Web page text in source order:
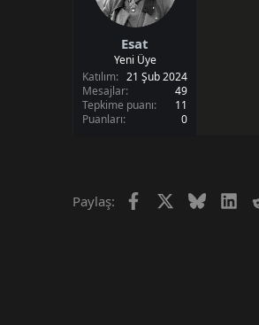
Esat
Yeni Üye
Katılım
21 Şub 2024
Mesajlar
49
Tepkime puanı
11
Puanları
0
Paylaş: FacebookX (Twitter)
Bluesky